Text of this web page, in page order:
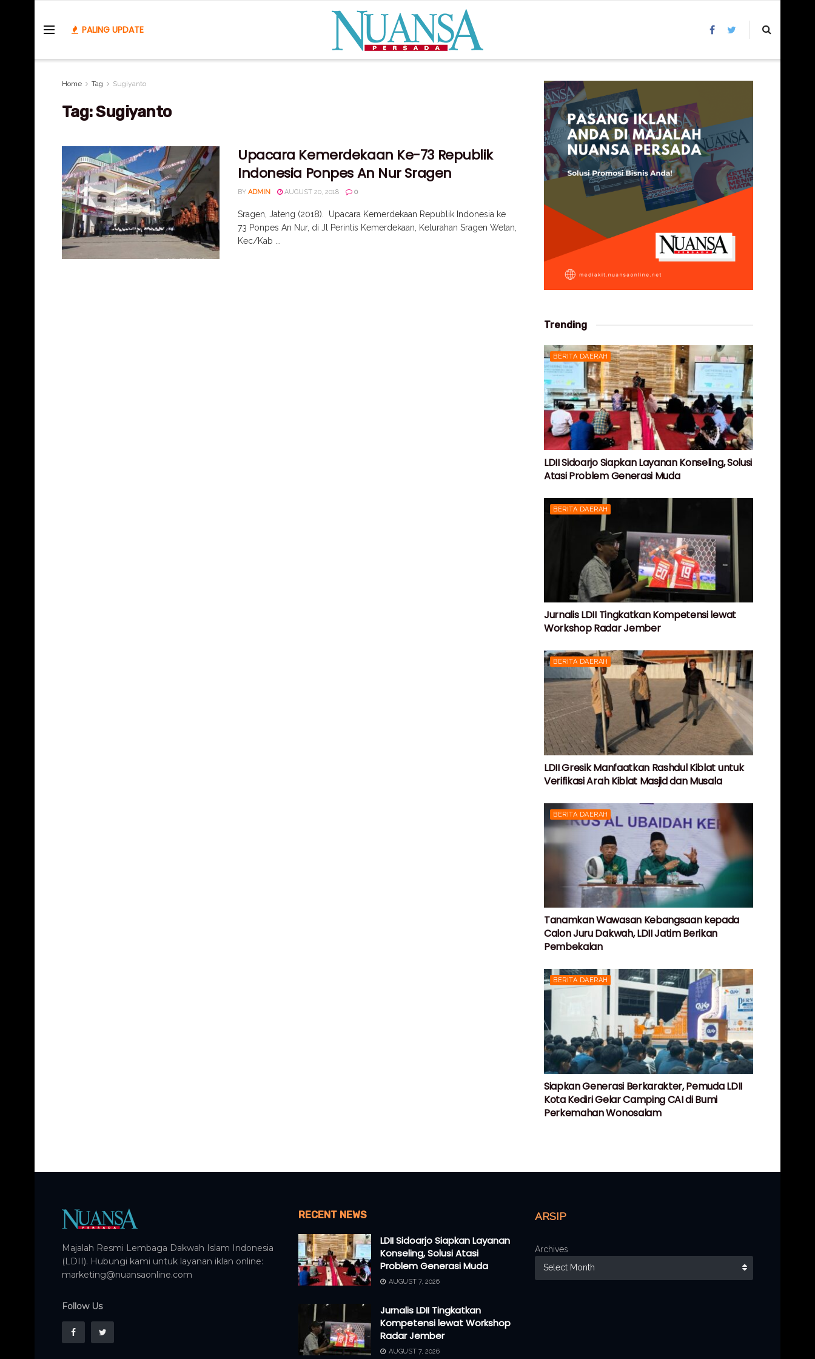
PALING UPDATE
Home Tag Sugiyanto
Tag:Sugiyanto
Upacara Kemerdekaan Ke-73 Republik
Indonesia Ponpes An Nur Sragen
BY ADMIN AUGUST 20, 2018 0
Sragen, Jateng (2018). Upacara Kemerdekaan Republik Indonesia ke
73 Ponpes An Nur, di Jl Perintis Kemerdekaan, Kelurahan Sragen Wetan,
Kec/Kab ...
Trending
BERITA DAERAH
LDII Sidoarjo Siapkan Layanan Konseling, Solusi
Atasi Problem Generasi Muda
BERITA DAERAH
Jurnalis LDII Tingkatkan Kompetensi lewat
Workshop Radar Jember
BERITA DAERAH
LDII Gresik Manfaatkan Rashdul Kiblat untuk
Verifikasi Arah Kiblat Masjid dan Musala
BERITA DAERAH
Tanamkan Wawasan Kebangsaan kepada
Calon Juru Dakwah, LDII Jatim Berikan
Pembekalan
BERITA DAERAH
Siapkan Generasi Berkarakter, Pemuda LDII
Kota Kediri Gelar Camping CAI di Bumi
Perkemahan Wonosalam
Majalah Resmi Lembaga Dakwah Islam Indonesia
(LDII). Hubungi kami untuk layanan iklan online:
marketing@nuansaonline.com
Follow Us
RECENT NEWS
LDII Sidoarjo Siapkan Layanan
Konseling, Solusi Atasi
Problem Generasi Muda
AUGUST 7, 2026
Jurnalis LDII Tingkatkan
Kompetensi lewat Workshop
Radar Jember
AUGUST 7, 2026
ARSIP
Archives
Select Month